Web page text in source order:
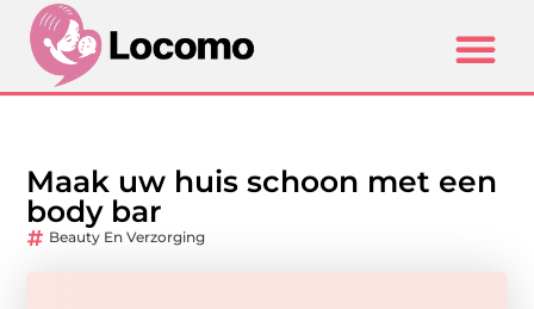
Maak uw huis schoon met een
body bar
Beauty En Verzorging